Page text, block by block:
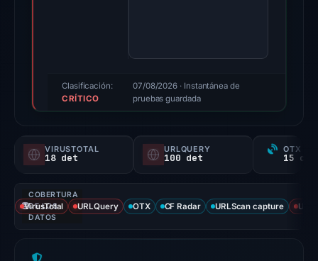
score,
not
Threat
18
of
Clasificación:
CRÍTICO
07/08/2026 · Instantánea de
pruebas guardada
VIRUSTOTAL
18 det
URLQUERY
100 det
OTX
COBERTURA
DE LOS
DATOS
VirusTotal URLQuery OTX CF Radar URLScan capture